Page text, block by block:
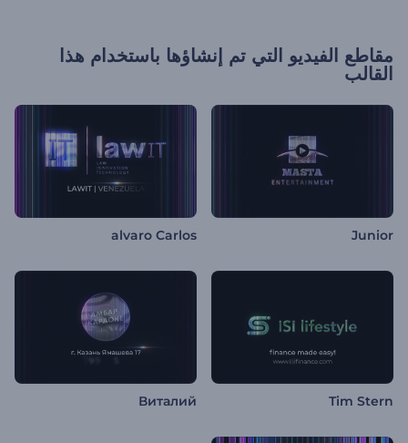
مقاطع الفيديو التي تم إنشاؤها باستخدام هذا
القالب
Junior
alvaro Carlos
Tim Stern
Виталий